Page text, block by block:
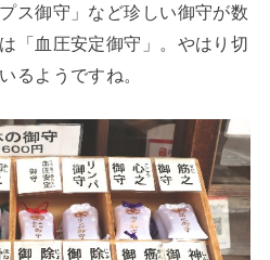
ス御守」など珍しい御守が数
「血圧安定御守」。やはり切
るようですね。